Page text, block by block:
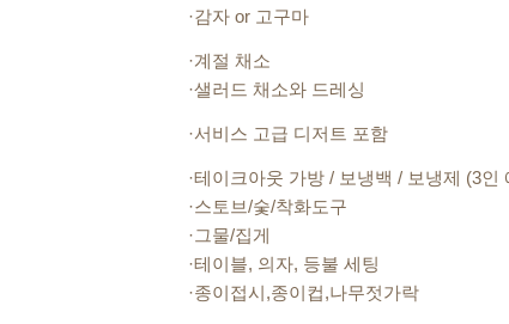
·감자 or 고구마
·계절 채소
·샐러드 채소와 드레싱
·서비스 고급 디저트 포함
·테이크아웃 가방 / 보냉백 / 보냉제 (3인
·스토브/숯/착화도구
·그물/집게
·테이블, 의자, 등불 세팅
·종이접시,종이컵,나무젓가락